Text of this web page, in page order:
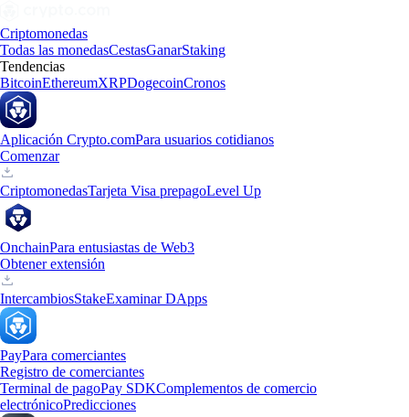
Criptomonedas
Todas las monedasCestasGanarStaking
Tendencias
BitcoinEthereumXRPDogecoinCronos
Aplicación Crypto.comPara usuarios cotidianos
Comenzar
CriptomonedasTarjeta Visa prepagoLevel Up
OnchainPara entusiastas de Web3
Obtener extensión
IntercambiosStakeExaminar DApps
PayPara comerciantes
Registro de comerciantes
Terminal de pagoPay SDKComplementos de comercio
electrónicoPredicciones